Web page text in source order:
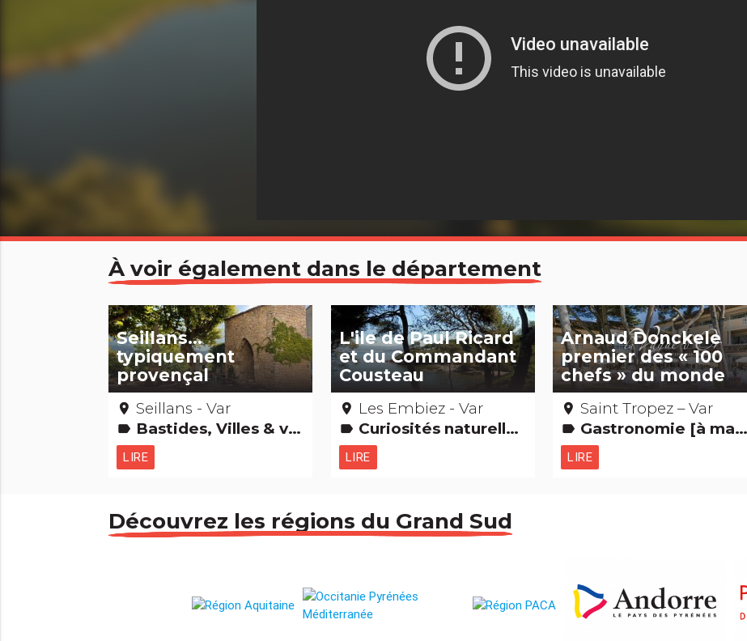
À voir également dans le département
Seillans...
typiquement
provençal
place Seillans - Var
label Bastides, Villes & villages
LIRE
L'ile de Paul Ricard
et du Commandant
Cousteau
place Les Embiez - Var
label Curiosités naturelles
LIRE
Arnaud Donckele
premier des « 100
chefs » du monde
place Saint Tropez – Var
label Gastronomie [à manger]
LIRE
Découvrez les régions du Grand Sud